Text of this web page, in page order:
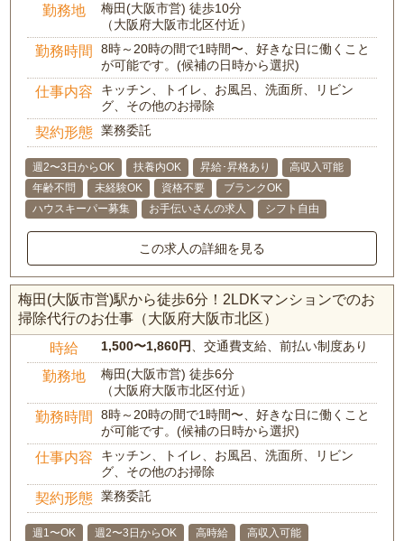
勤務地
梅田(大阪市営) 徒歩10分
（大阪府大阪市北区付近）
勤務時間
8時～20時の間で1時間〜、好きな日に働くこと
が可能です。(候補の日時から選択)
仕事内容
キッチン、トイレ、お風呂、洗面所、リビン
グ、その他のお掃除
契約形態 業務委託
週2〜3日からOK 扶養内OK 昇給･昇格あり
高収入可能
年齢不問
未経験OK 資格不要
ブランクOK
ハウスキーパー募集
お手伝いさんの求人 シフト自由
この求人の詳細を見る
梅田(大阪市営)駅から徒歩6分！2LDKマンションでのお
掃除代行のお仕事（大阪府大阪市北区）
時給 1,500〜1,860円、交通費支給、前払い制度あり
勤務地
梅田(大阪市営) 徒歩6分
（大阪府大阪市北区付近）
勤務時間
8時～20時の間で1時間〜、好きな日に働くこと
が可能です。(候補の日時から選択)
仕事内容
キッチン、トイレ、お風呂、洗面所、リビン
グ、その他のお掃除
契約形態 業務委託
週1〜OK 週2〜3日からOK 高時給
高収入可能